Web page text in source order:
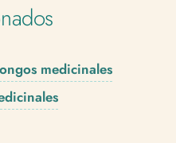
medicinales